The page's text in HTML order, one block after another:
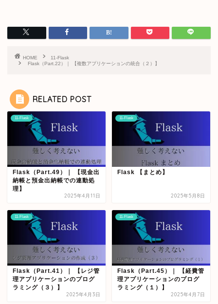
HOME
11-Flask
Flask（Part.22）｜ 【複数アプリケーションの統合（２）】
RELATED POST
11-Flask
Flask（Part.49）｜ 【現金出
納帳と預金出納帳での連動処
理】
2025年4月11日
11-Flask
Flask 【まとめ】
2025年5月8日
11-Flask
Flask（Part.41）｜ 【レジ管
理アプリケーションのプログ
ラミング（３）】
2025年4月3日
11-Flask
Flask（Part.45）｜ 【経費管
理アプリケーションのプログ
ラミング（１）】
2025年4月7日